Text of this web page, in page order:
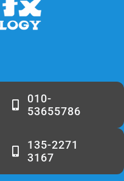
010-
53655786
135-2271
3167